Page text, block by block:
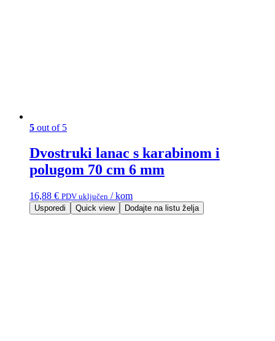
5 out of 5
Dvostruki lanac s karabinom i
polugom 70 cm 6 mm
16,88 € PDV uključen / kom
Usporedi Quick view Dodajte na listu želja